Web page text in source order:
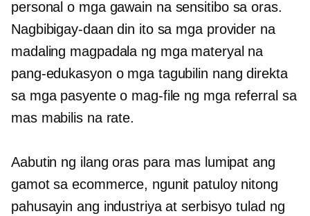
personal o mga gawain na sensitibo sa oras.
Nagbibigay-daan din ito sa mga provider na
madaling magpadala ng mga materyal na
pang-edukasyon o mga tagubilin nang direkta
sa mga pasyente o mag-file ng mga referral sa
mas mabilis na rate.
Aabutin ng ilang oras para mas lumipat ang
gamot sa ecommerce, ngunit patuloy nitong
pahusayin ang industriya at serbisyo tulad ng